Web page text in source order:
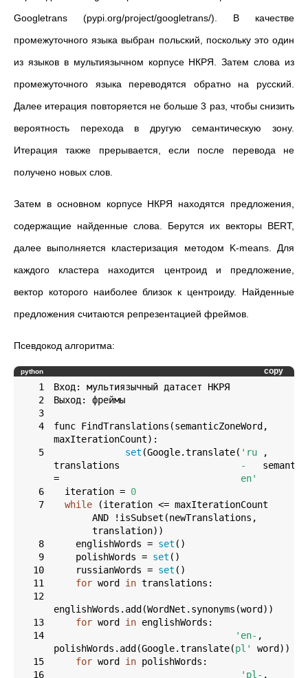
Googletrans (pypi.org/project/googletrans/). В качестве
промежуточного языка выбран польский, поскольку это один
из языков в мультиязычном корпусе НКРЯ. Затем слова из
промежуточного языка переводятся обратно на русский.
Далее итерация повторяется не больше 3 раз, чтобы снизить
вероятность перехода в другую семантическую зону.
Итерация также прерывается, если после перевода не
получено новых слов.
Затем в основном корпусе НКРЯ находятся предложения,
содержащие найденные слова. Берутся их векторы BERT,
далее выполняется кластеризация методом K-means. Для
каждого кластера находится центроид и предложение,
вектор которого наиболее близок к центроиду. Найденные
предложения считаются репрезентацией фреймов.
Псевдокод алгоритма:
python copy
1
Вход: мультиязычный датасет НКРЯ
2
Выход: фреймы
3
4
func FindTranslations(semanticZoneWord,
5
translations
=
set (Google.translate( 'ru
-
en'
,
6
  iteration =
0
7
while (iteration <= maxIterationCount
AND !isSubset(newTranslations,
8
    englishWords =
set
9
    polishWords =
set
10
    russianWords =
set
11
for word in
12
13
for word in
14
polishWords.add(Google.translate(
'en-
pl'
,
15
for word in
16
'pl- ,